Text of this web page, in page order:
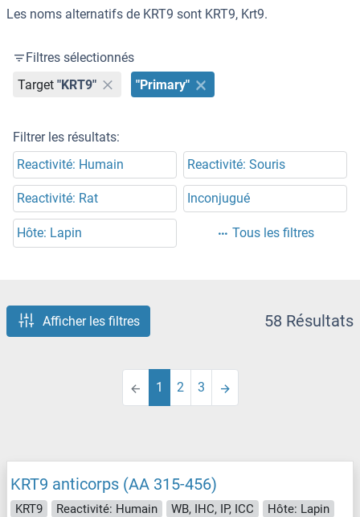
Les noms alternatifs de KRT9 sont KRT9, Krt9.
Filtres sélectionnés
Target "KRT9" "Primary"
Filtrer les résultats:
Reactivité: Humain
Reactivité: Souris
Reactivité: Rat Inconjugué
Hôte: Lapin Tous les filtres
Afficher les filtres 58 Résultats
1 2 3
KRT9 anticorps (AA 315-456)
KRT9 Reactivité: Humain WB, IHC, IP, ICC
Hôte: Lapin